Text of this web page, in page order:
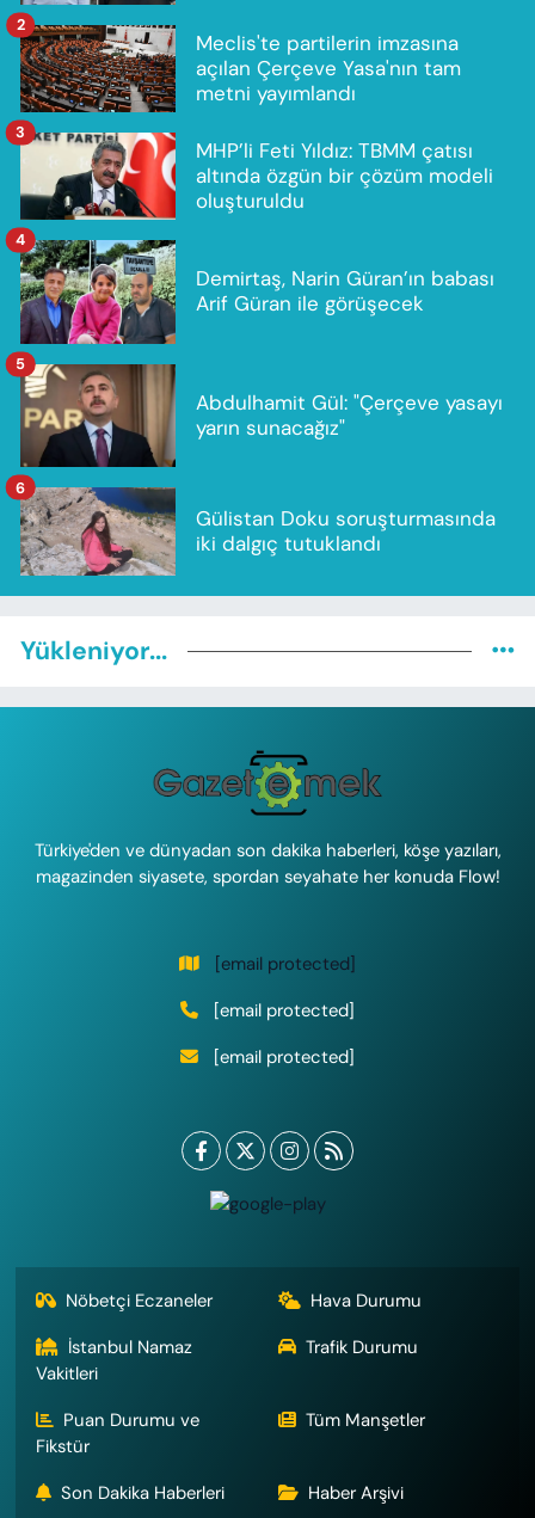
Meclis'te partilerin imzasına
açılan Çerçeve Yasa'nın tam
metni yayımlandı
2
MHP’li Feti Yıldız: TBMM çatısı
altında özgün bir çözüm modeli
oluşturuldu
3
Demirtaş, Narin Güran’ın babası
Arif Güran ile görüşecek
4
Abdulhamit Gül: "Çerçeve yasayı
yarın sunacağız"
5
Gülistan Doku soruşturmasında
iki dalgıç tutuklandı
6
Yükleniyor...
Türkiye'den ve dünyadan son dakika haberleri, köşe yazıları,
magazinden siyasete, spordan seyahate her konuda Flow!
[email protected]
[email protected]
[email protected]
Nöbetçi Eczaneler
Hava Durumu
İstanbul Namaz
Vakitleri
Trafik Durumu
Puan Durumu ve
Fikstür
Tüm Manşetler
Son Dakika Haberleri Haber Arşivi